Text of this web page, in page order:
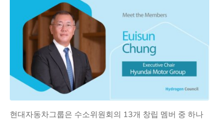
현대자동차그룹은 수소위원회의 13개 창립 멤버 중 하나